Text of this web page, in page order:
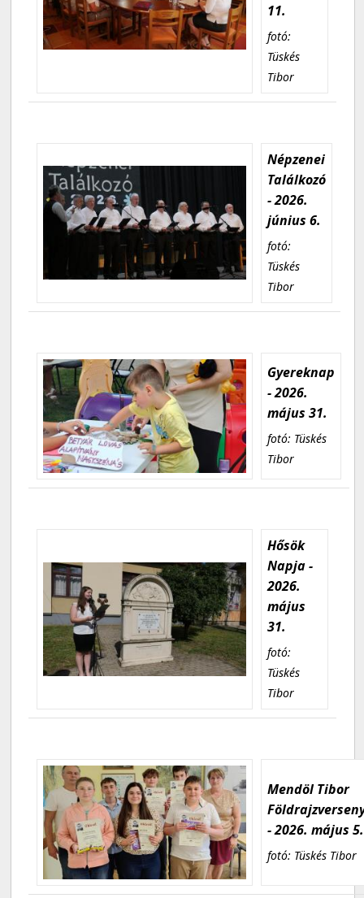
11.
fotó:
Tüskés
Tibor
Népzenei
Találkozó
- 2026.
június 6.
fotó:
Tüskés
Tibor
Gyereknap
- 2026.
május 31.
fotó: Tüskés
Tibor
Hősök
Napja -
2026.
május
31.
fotó:
Tüskés
Tibor
Mendöl Tibor
- 2026. május 5.
fotó: Tüskés Tibor